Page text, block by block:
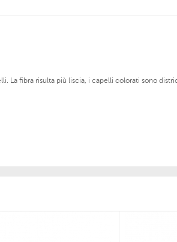
La fibra risulta più liscia, i capelli colorati sono